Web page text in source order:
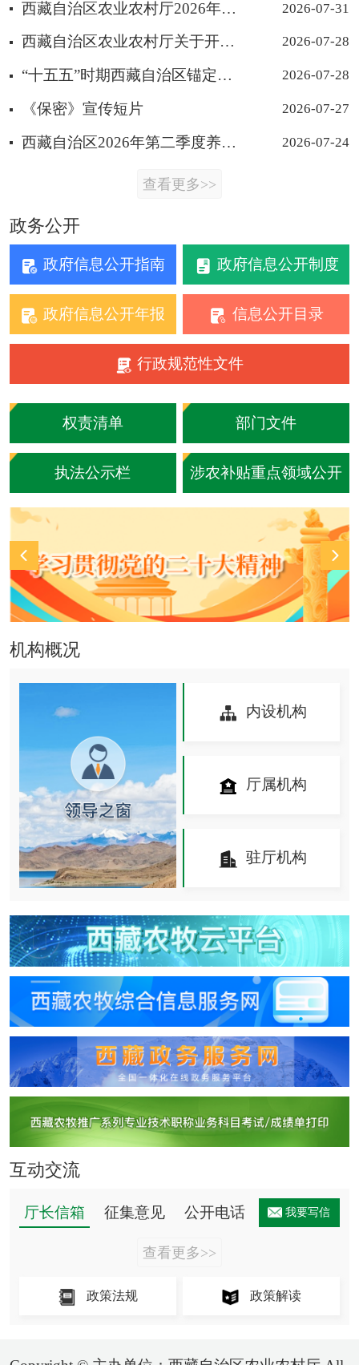
西藏自治区农业农村厅2026年关于办理国家重点保护二级野生植物的收购出售证的批复汇总表（43-53） 2026-07-31
西藏自治区农业农村厅关于开设农药兽药领域违法违规问题线索投诉举报 渠道的公告 2026-07-28
“十五五”时期西藏自治区锚定农业农村现代化 扎实推进乡村全面振兴建言献策活动 2026-07-28
《保密》宣传短片 2026-07-27
西藏自治区2026年第二季度养殖水产品质量安全 风险隐患警示信息公示 2026-07-24
查看更多>>
政务公开
政府信息公开指南 政府信息公开制度
政府信息公开年报 信息公开目录
行政规范性文件
权责清单 部门文件
执法公示栏 涉农补贴重点领域公开
机构概况
内设机构
厅属机构
驻厅机构
互动交流
厅长信箱 征集意见 公开电话 我要写信
查看更多>>
政策法规 政策解读